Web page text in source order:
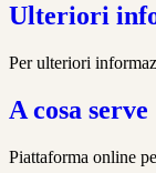
Ulteriori
Per ulteriori
A cosa serve
Piattaforma online